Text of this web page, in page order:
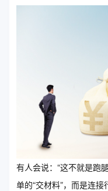
有人会说：“这不就是跑
单的“交材料”，而是连